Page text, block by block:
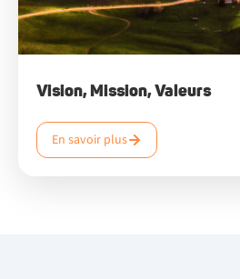
Vision, Mission, Valeurs
En savoir plus